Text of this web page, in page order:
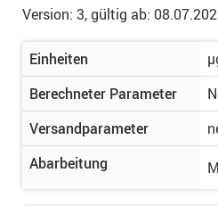
Version: 3,gültig ab:
Einheiten
Berechneter Parameter
Versandparameter
Abarbeitung